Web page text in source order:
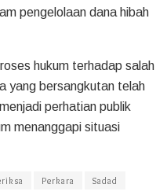
pengelolaan dana hibah
hukum terhadap salah
yang bersangkutan telah
perhatian publik
menanggapi situasi
Perkara
Sadad